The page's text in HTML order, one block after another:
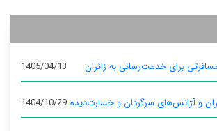
برای خدمت‌رسانی به زائران 1405/04/13
و آژانس‌های سرگردان و خسارت‌دیده 1404/10/29